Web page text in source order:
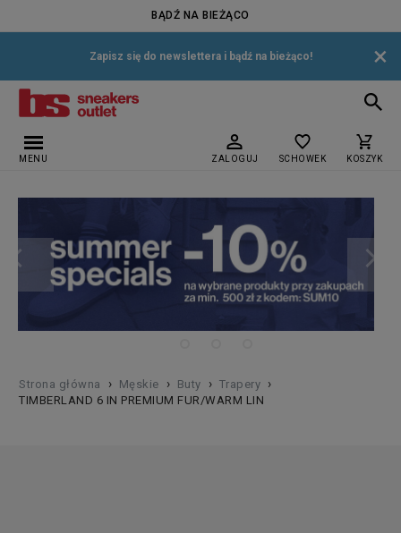
BĄDŹ NA BIEŻĄCO
Zapisz się do newslettera i bądź na bieżąco! ×
MENU ZALOGUJ SCHOWEK KOSZYK
Strona główna › Męskie › Buty › Trapery ›
TIMBERLAND 6 IN PREMIUM FUR/WARM LIN